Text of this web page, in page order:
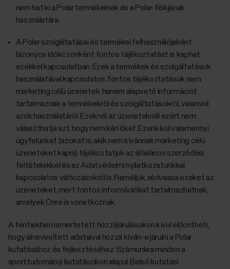
nem hat ki a Polar termékeinek és a Polar-fiókjának
használatára.
A Polar szolgáltatásai és termékei felhasználójaként
bizonyos időközönként fontos tájékoztatást is kaphat
ezekkel kapcsolatban. Ezek a termékek és szolgáltatások
használatával kapcsolatos, fontos tájékoztatások nem
marketing célú üzenetek, hanem alapvető információt
tartalmaznak a termékekről és szolgáltatásokról, valamint
azok használatáról. Ezeknél az üzeneteknél ezért nem
választhatja azt, hogy nem kéri őket. Ezenkívül valamennyi
ügyfelünket (azokat is, akik nem kívánnak marketing célú
üzeneteket kapni) tájékoztatjuk az általános szerződési
feltételekkel és az Adatvédelmi nyilatkozatunkkal
kapcsolatos változásokról is. Reméljük, elolvassa ezeket az
üzeneteket, mert fontos információkat tartalmazhatnak,
amelyek Önre is vonatkoznak.
A fentiekben ismertetett hozzájárulásokon kívül eldöntheti,
hogy álnevesített adataival hozzá kíván-e járulni a Polar
kutatásához és fejlesztéséhez. Számunkra minden a
sporttudományi kutatásokon alapul. Belső kutatási